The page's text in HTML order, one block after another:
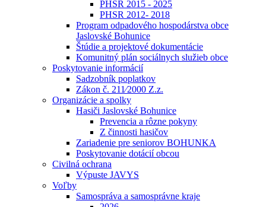
PHSR 2015 - 2025
PHSR 2012- 2018
Program odpadového hospodárstva obce
Jaslovské Bohunice
Štúdie a projektové dokumentácie
Komunitný plán sociálnych služieb obce
Poskytovanie informácií
Sadzobník poplatkov
Zákon č. 211⁄2000 Z.z.
Organizácie a spolky
Hasiči Jaslovské Bohunice
Prevencia a rôzne pokyny
Z činnosti hasičov
Zariadenie pre seniorov BOHUNKA
Poskytovanie dotácií obcou
Civilná ochrana
Výpuste JAVYS
Voľby
Samospráva a samosprávne kraje